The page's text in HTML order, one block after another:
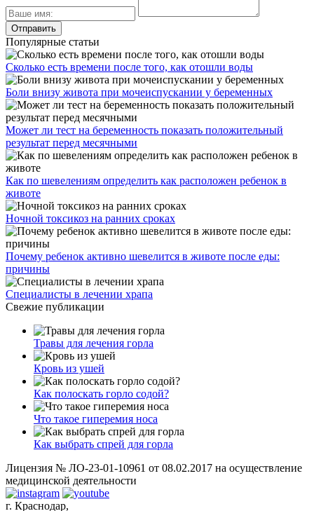
Популярные статьи
Сколько есть времени после того, как отошли воды
Боли внизу живота при мочеиспускании у беременных
Может ли тест на беременность показать положительный
результат перед месячными
Как по шевелениям определить как расположен ребенок в
животе
Ночной токсикоз на ранних сроках
Почему ребенок активно шевелится в животе после еды:
причины
Специалисты в лечении храпа
Свежие публикации
Травы для лечения горла
Кровь из ушей
Как полоскать горло содой?
Что такое гиперемия носа
Как выбрать спрей для горла
Лицензия № ЛО-23-01-10961 от 08.02.2017 на осуществление
медицинской деятельности
г. Краснодар,